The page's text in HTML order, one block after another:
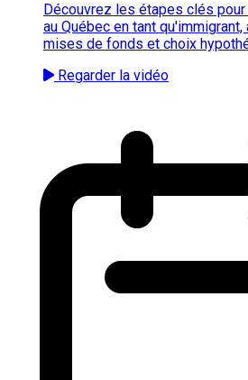
Découvrez les étapes clés
au Québec en tant
mises de fonds et choix
Regarder la vidéo